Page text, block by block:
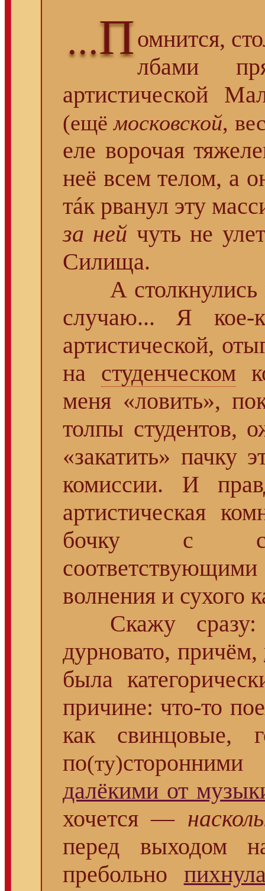
...Помнится,
лбами
артистической
(ещёмосковской,
еле ворочая
неё всем телом, а
тáк рванул эту
за ней чуть не
Силища.
А столкнулись
случаю... Я кое-
артистической,
на студенческом
меня «ловить»,
толпы студентов,
«закатить» пачку
комиссии. И
артистическая
бочку с
волнения и сухого
Скажу сразу:
дурновато, причём,
была
причине: что-то
как свинцовые,
по(ту)
далёкими от
хочется —
перед выходом
пребольно